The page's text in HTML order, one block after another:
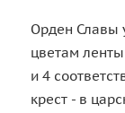
Орден Славы
цветам
и 4
крест - в